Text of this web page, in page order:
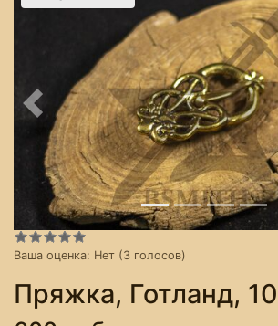
Предыдущее
Ваша оценка: Нет (3 голосов)
Пряжка, Готланд,